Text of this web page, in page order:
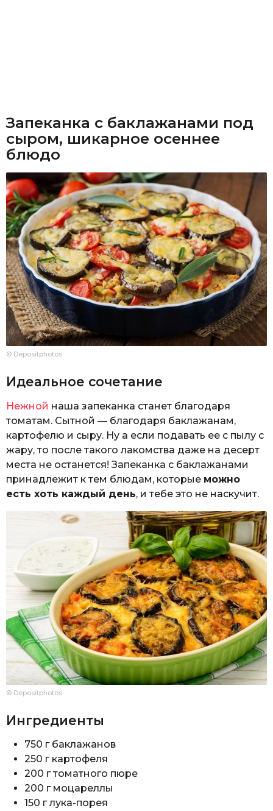
Запеканка с баклажанами под
сыром, шикарное осеннее
блюдо
© Depositphotos
Идеальное сочетание
Нежной наша запеканка станет благодаря
томатам. Сытной — благодаря баклажанам,
картофелю и сыру. Ну а если подавать ее с пылу с
жару, то после такого лакомства даже на десерт
места не останется! Запеканка с баклажанами
принадлежит к тем блюдам, которые можно
есть хоть каждый день, и тебе это не наскучит.
© Depositphotos
Ингредиенты
750 г баклажанов
250 г картофеля
200 г томатного пюре
200 г моцареллы
150 г лука-порея